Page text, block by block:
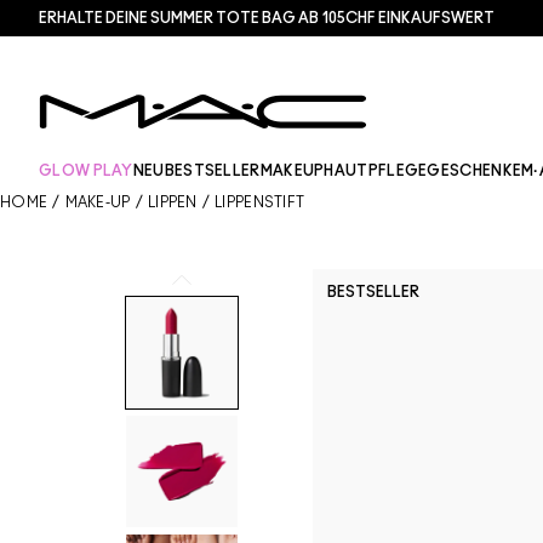
ERHALTE DEINE SUMMER TOTE BAG AB 105CHF EINKAUFSWERT​
GLOW PLAY NEU BESTSELLER MAKEUP HAUTPFLEGEGESCHENKE
HOME / MAKE-UP / LIPPEN / LIPPENSTIFT
BESTSELLER